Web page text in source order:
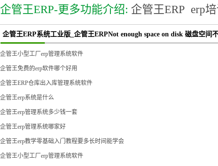
企管王ERP-更多功能介绍: 企管王ERP erp
企管王ERP系统工业版_企管王ERPNot enough space on disk 磁盘空间
企管王小型工厂erp管理系统软件
企管王免费的erp软件哪个好用
企管王ERP仓库出入库管理系统软件
企管王erp系统是什么
企管王erp管理系统多少钱一套
企管王erp管理系统哪家好
企管王erp教学零基础入门教程要多长时间能学会
企管王小型工厂erp管理系统软件